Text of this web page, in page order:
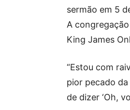
sermão em 5
A
King James
“Estou com
pior pecado da
de dizer ‘Oh,